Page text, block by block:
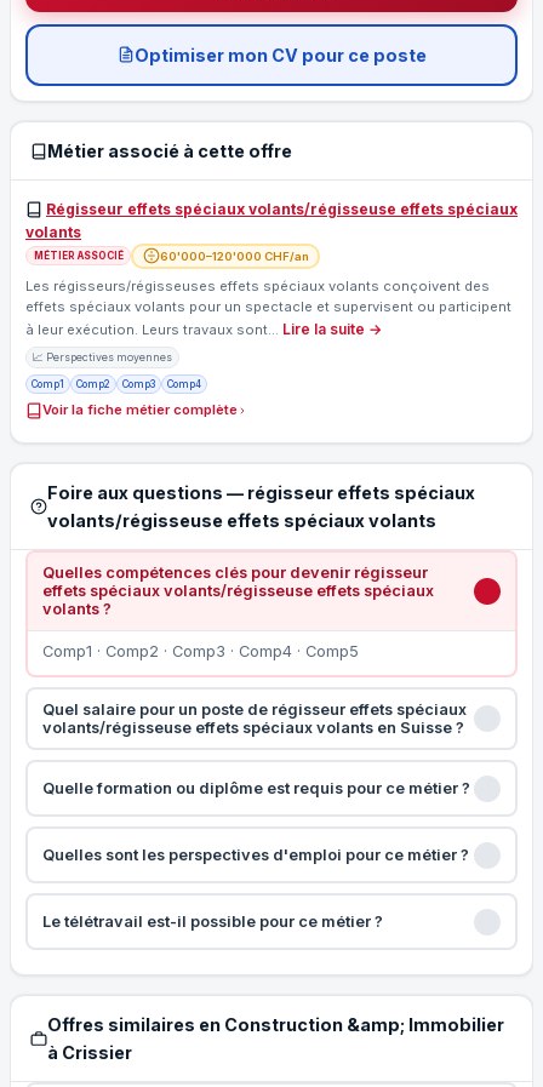
Optimiser mon CV pour ce poste
Métier associé à cette offre
Régisseur effets spéciaux volants/régisseuse effets spéciaux
volants
MÉTIER ASSOCIÉ 60'000–120'000 CHF/an
Les régisseurs/régisseuses effets spéciaux volants conçoivent des
effets spéciaux volants pour un spectacle et supervisent ou participent
à leur exécution. Leurs travaux sont… Lire la suite →
📈 Perspectives moyennes
Comp1 Comp2 Comp3 Comp4
Voir la fiche métier complète
Foire aux questions — régisseur effets spéciaux
volants/régisseuse effets spéciaux volants
Quelles compétences clés pour devenir régisseur
effets spéciaux volants/régisseuse effets spéciaux
volants ?
Comp1 · Comp2 · Comp3 · Comp4 · Comp5
Quel salaire pour un poste de régisseur effets spéciaux
volants/régisseuse effets spéciaux volants en Suisse ?
Quelle formation ou diplôme est requis pour ce métier ?
Quelles sont les perspectives d'emploi pour ce métier ?
Le télétravail est-il possible pour ce métier ?
Offres similaires en Construction &amp; Immobilier
à Crissier